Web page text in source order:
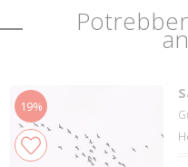
19%